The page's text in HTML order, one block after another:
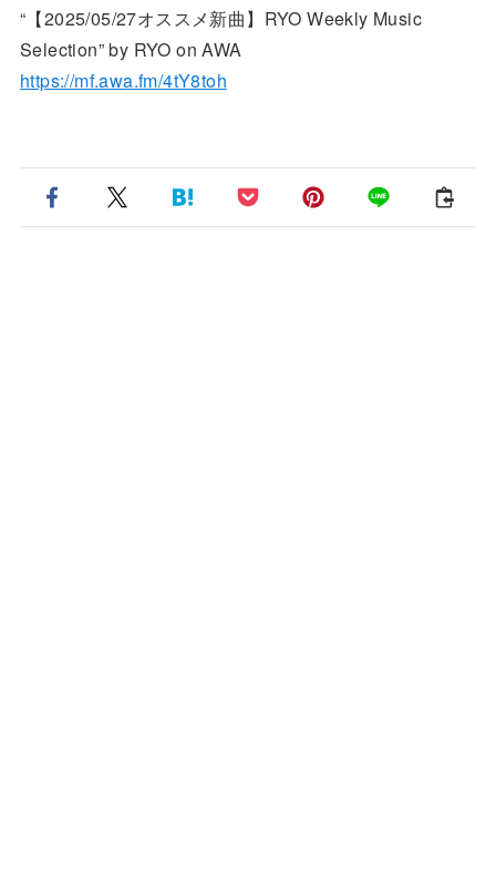
“【2025/05/27オススメ新曲】RYO Weekly Music
Selection” by RYO on AWA
https://mf.awa.fm/4tY8toh